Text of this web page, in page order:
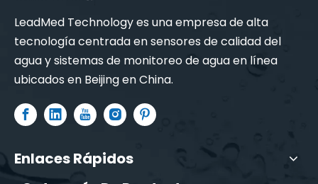
LeadMed Technology es una empresa de alta
tecnología centrada en sensores de calidad del
agua y sistemas de monitoreo de agua en línea
ubicados en Beijing en China.
Enlaces Rápidos